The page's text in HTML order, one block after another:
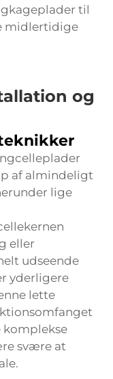
til
midlertidige
og
af almindeligt
lige
eller
udseende
yderligere
lette
svære at